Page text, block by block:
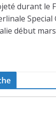
durant le
Special
début